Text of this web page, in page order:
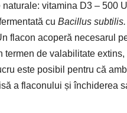
vitamina D3 – 500
cu Bacillus subtilis.
flacon acoperă necesarul
de valabilitate
este posibil pentru că
a flaconului și închiderea